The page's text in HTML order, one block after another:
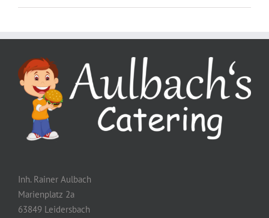
Inh. Rainer Aulbach
Marienplatz 2a
63849 Leidersbach